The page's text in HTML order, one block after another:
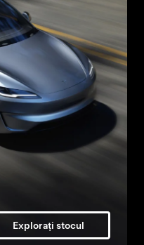
Explorați stocul